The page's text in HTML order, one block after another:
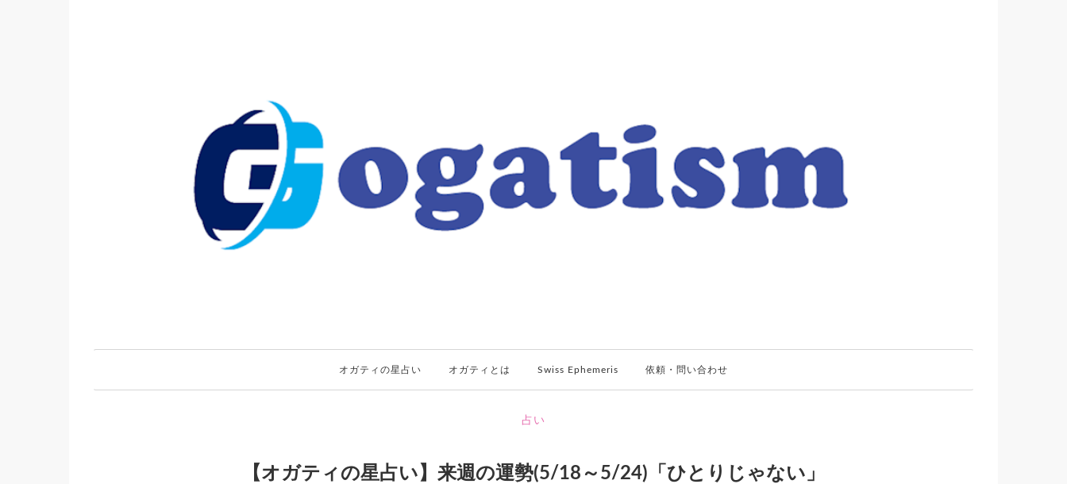
オガティの星占い オガティとは Swiss Ephemeris 依頼・問い合わせ
占い
【オガティの星占い】来週の運勢(5/18～5/24)「ひとりじゃない」